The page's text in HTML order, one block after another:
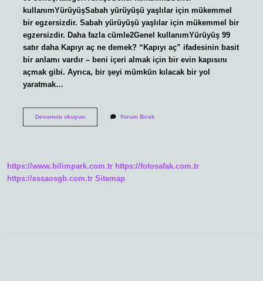
kullanımYürüyüşSabah yürüyüşü yaşlılar için mükemmel
bir egzersizdir. Sabah yürüyüşü yaşlılar için mükemmel bir
egzersizdir. Daha fazla cümle2Genel kullanımYürüyüş 99
satır daha Kapıyı aç ne demek? “Kapıyı aç” ifadesinin basit
bir anlamı vardır – beni içeri almak için bir evin kapısını
açmak gibi. Ayrıca, bir şeyi mümkün kılacak bir yol
yaratmak…
Devamını okuyunOtur
Yorum Bırak
https://www.bilimpark.com.tr https://fotosafak.com.tr
https://essaosgb.com.tr Sitemap